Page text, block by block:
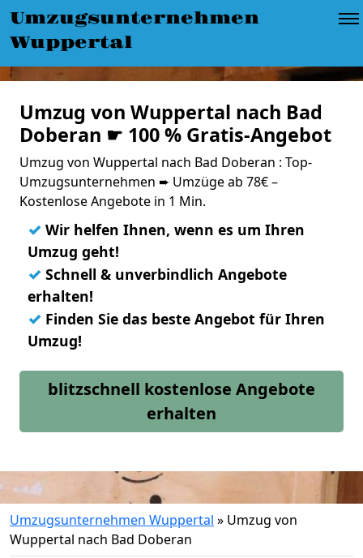
Umzugsunternehmen
Wuppertal
Umzug von Wuppertal nach Bad
Doberan ☛ 100 % Gratis-Angebot
Umzug von Wuppertal nach Bad Doberan : Top-
Umzugsunternehmen ➨ Umzüge ab 78€ –
Kostenlose Angebote in 1 Min.
✓ Wir helfen Ihnen, wenn es um Ihren
Umzug geht!
✓ Schnell & unverbindlich Angebote
erhalten!
✓ Finden Sie das beste Angebot für Ihren
Umzug!
blitzschnell kostenlose Angebote
erhalten
Umzugsunternehmen Wuppertal » Umzug von
Wuppertal nach Bad Doberan